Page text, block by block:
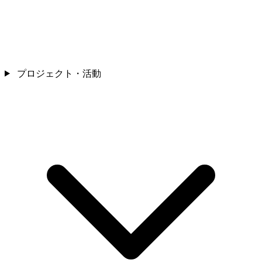
プロジェクト・活動